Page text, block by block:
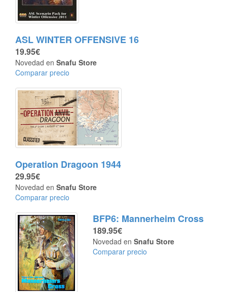
ASL WINTER OFFENSIVE 16
19.95€
Novedad en Snafu Store
Comparar precio
Operation Dragoon 1944
29.95€
Novedad en Snafu Store
Comparar precio
BFP6: Mannerheim Cross
189.95€
Novedad en Snafu Store
Comparar precio